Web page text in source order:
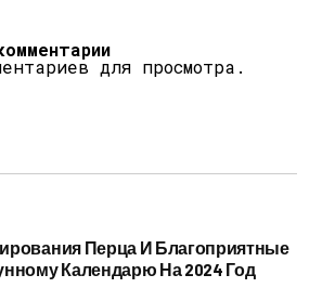
для просмотра.
Перца И Благоприятные
Календарю На 2024 Год